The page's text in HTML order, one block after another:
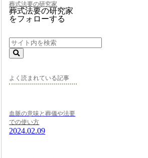
葬式法要の研究家
葬式法要の研究家
をフォローする
よく読まれている記事
血脈の意味と葬儀や法要
での使い方
2024.02.09